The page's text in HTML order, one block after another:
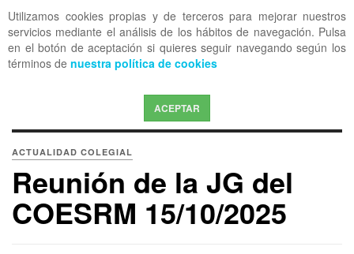
Utilizamos cookies propias y de terceros para mejorar nuestros
servicios mediante el análisis de los hábitos de navegación. Pulsa
en el botón de aceptación si quieres seguir navegando según los
términos de nuestra política de cookies
ACEPTAR
OFF CANVAS
ACTUALIDAD COLEGIAL
Reunión de la JG del
COESRM 15/10/2025